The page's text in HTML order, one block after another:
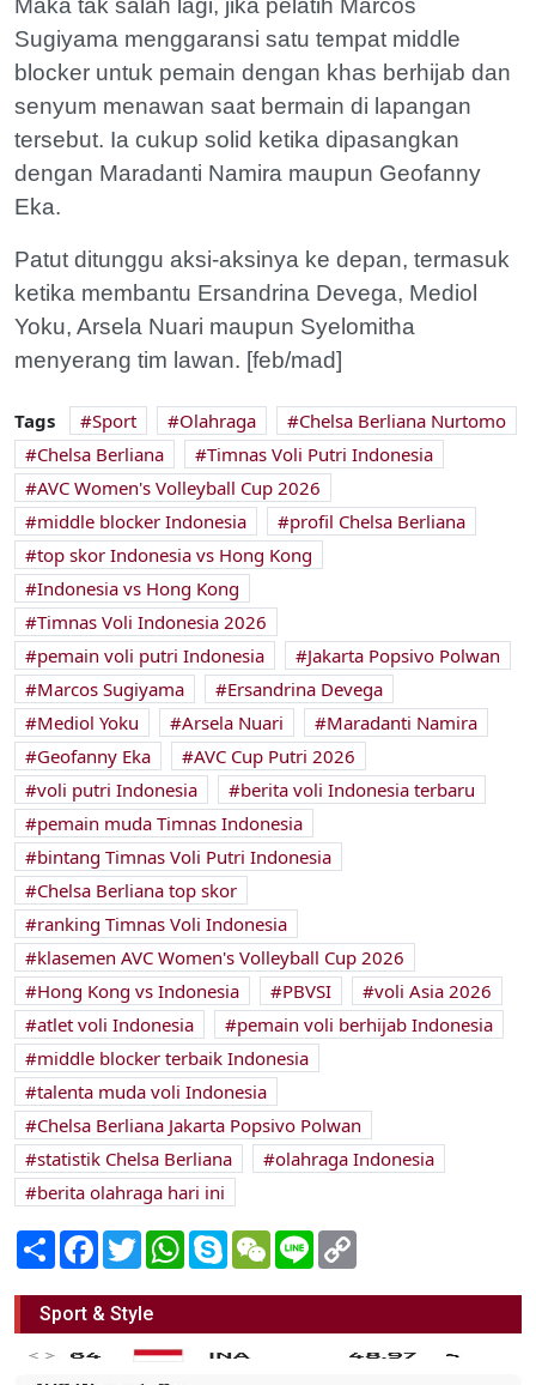
Maka tak salah lagi, jika pelatih Marcos
Sugiyama menggaransi satu tempat middle
blocker untuk pemain dengan khas berhijab dan
senyum menawan saat bermain di lapangan
tersebut. Ia cukup solid ketika dipasangkan
dengan Maradanti Namira maupun Geofanny
Eka.
Patut ditunggu aksi-aksinya ke depan, termasuk
ketika membantu Ersandrina Devega, Mediol
Yoku, Arsela Nuari maupun Syelomitha
menyerang tim lawan. [feb/mad]
Tags Sport Olahraga
Chelsa Berliana Nurtomo
Chelsa Berliana
Timnas Voli Putri Indonesia
AVC Women's Volleyball Cup 2026
middle blocker Indonesia
profil Chelsa Berliana
top skor Indonesia vs Hong Kong
Indonesia vs Hong Kong
Timnas Voli Indonesia 2026
pemain voli putri Indonesia
Jakarta Popsivo Polwan
Marcos Sugiyama
Ersandrina Devega
Mediol Yoku
Arsela Nuari
Maradanti Namira
Geofanny Eka
AVC Cup Putri 2026
voli putri Indonesia
berita voli Indonesia terbaru
pemain muda Timnas Indonesia
bintang Timnas Voli Putri Indonesia
Chelsa Berliana top skor
ranking Timnas Voli Indonesia
klasemen AVC Women's Volleyball Cup 2026
Hong Kong vs Indonesia
PBVSI
voli Asia 2026
atlet voli Indonesia
pemain voli berhijab Indonesia
middle blocker terbaik Indonesia
talenta muda voli Indonesia
Chelsa Berliana Jakarta Popsivo Polwan
statistik Chelsa Berliana
olahraga Indonesia
berita olahraga hari ini
Share Facebook
TwitterWhatsApp
SkypeWeChatLine
Sport & Style